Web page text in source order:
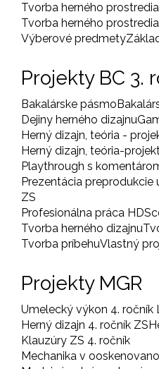
Tvorba herného
Tvorba herného
Výberové predmety
Projekty BC 3.
Bakalárske pásmo
Dejiny herného dizajnu
Herný dizajn, teória -
Herný dizajn, teória-
Playthrough s
Prezentácia
ZS
Profesionálna práca HD
Tvorba herného dizajnu
Tvorba príbehuVlastný
Projekty MGR
Umelecký výkon 4. ročník
Herný dizajn 4. ročník ZS
Klauzúry ZS 4. ročník
Mechanika v